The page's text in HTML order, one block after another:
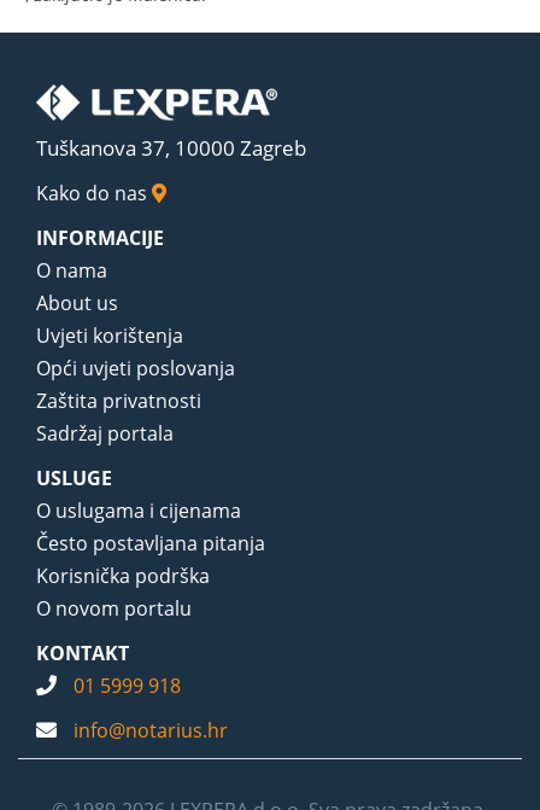
Tuškanova 37, 10000 Zagreb
Kako do nas
INFORMACIJE
O nama
About us
Uvjeti korištenja
Opći uvjeti poslovanja
Zaštita privatnosti
Sadržaj portala
USLUGE
O uslugama i cijenama
Često postavljana pitanja
Korisnička podrška
O novom portalu
KONTAKT
01 5999 918
info@notarius.hr